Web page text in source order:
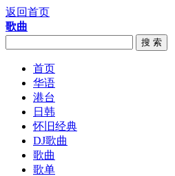
返回首页
歌曲
搜 索
首页
华语
港台
日韩
怀旧经典
DJ歌曲
歌曲
歌单